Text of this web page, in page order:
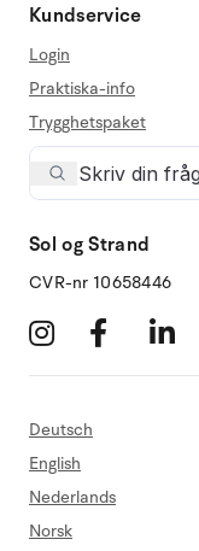
Kundservice
Login
Praktiska-info
Trygghetspaket
Sol og Strand
CVR-nr 10658446
Deutsch
English
Nederlands
Norsk